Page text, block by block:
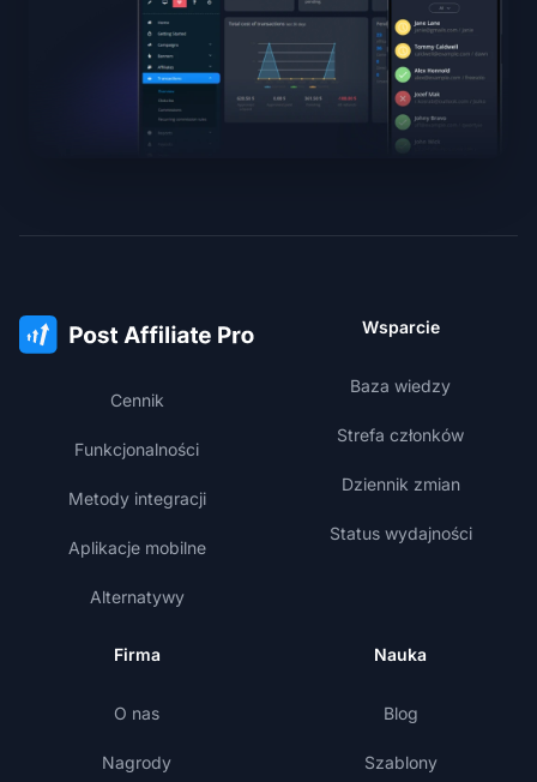
Cennik
Funkcjonalności
Metody integracji
Aplikacje mobilne
Alternatywy
Wsparcie
Baza wiedzy
Strefa członków
Dziennik zmian
Status wydajności
Firma
O nas
Nagrody
Nauka
Blog
Szablony